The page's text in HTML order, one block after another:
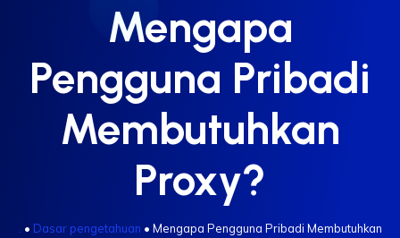
Mengapa
Pengguna Pribadi
Membutuhkan
Proxy?
• Dasar pengetahuan • Mengapa Pengguna Pribadi Membutuhkan